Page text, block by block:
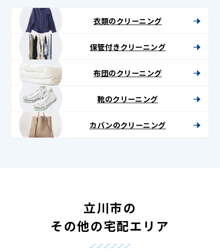
衣類のクリーニング
保管付きクリーニング
布団のクリーニング
靴のクリーニング
カバンのクリーニング
立川市の
その他の宅配エリア